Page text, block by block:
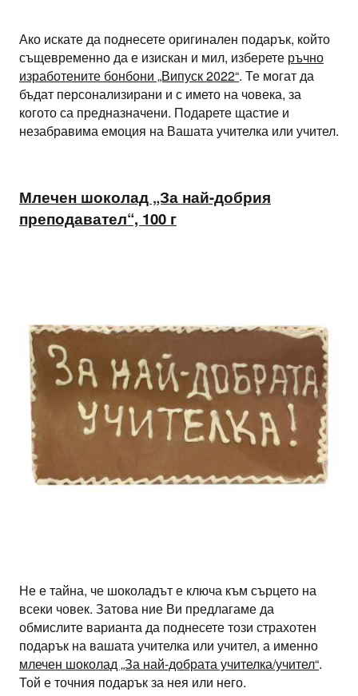
Ако искате да поднесете оригинален подарък, който
същевременно да е изискан и мил, изберете ръчно
изработените бонбони „Випуск 2022“. Те могат да
бъдат персонализирани и с името на човека, за
когото са предназначени. Подарете щастие и
незабравима емоция на Вашата учителка или учител.
Млечен шоколад „За най-добрия
преподавател“, 100 г
Не е тайна, че шоколадът е ключа към сърцето на
всеки човек. Затова ние Ви предлагаме да
обмислите варианта да поднесете този страхотен
подарък на вашата учителка или учител, а именно
млечен шоколад „За най-добрата учителка/учител“.
Той е точния подарък за нея или него.